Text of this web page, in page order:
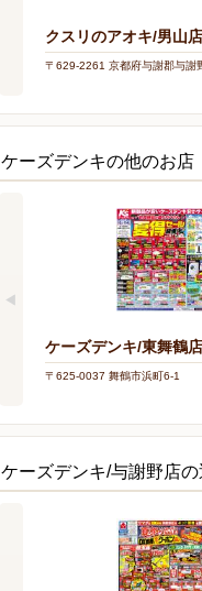
クスリのアオキ/男山店
〒629-2261 京都府与謝郡与謝
ケーズデンキの他のお店
ケーズデンキ/東舞鶴店
〒625-0037 舞鶴市浜町6-1
ケーズデンキ/与謝野店